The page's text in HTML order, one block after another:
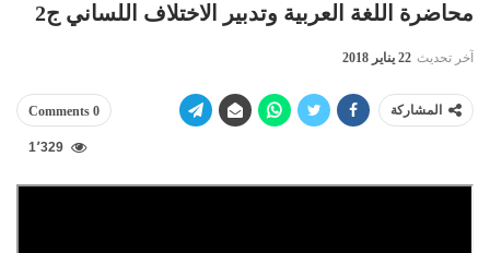
محاضرة اللغة العربية وتدبير الاختلاف اللساني ج2
آخر تحديث 22 يناير 2018
المشاركة 0 Comments
1٬329